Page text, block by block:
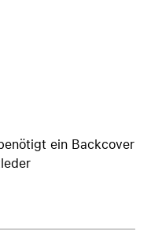
ein Backcover